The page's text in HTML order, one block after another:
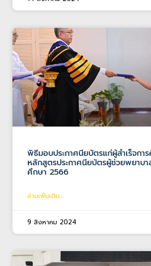
พิธีมอบประกาศนียบัตรแก่ผู้สำเร็จกา
หลักสูตรประกาศนียบัตรผู้ช่วยพยาบ
ศึกษา 2566
อ่านเพิ่มเติม...
9 สิงหาคม 2024